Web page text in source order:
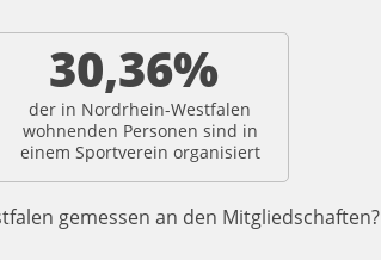
30,36%
der in Nordrhein-Westfalen
wohnenden Personen sind in
einem Sportverein organisiert
gemessen an den Mitgliedschaften?